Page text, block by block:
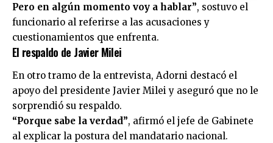
Pero en algún momento voy a hablar”, sostuvo el
funcionario al referirse a las acusaciones y
cuestionamientos que enfrenta.
El respaldo de Javier Milei
En otro tramo de la entrevista, Adorni destacó el
apoyo del presidente Javier Mileiy aseguró que no le
sorprendió su respaldo.
“Porque sabe la verdad”, afirmó el jefe de Gabinete
al explicar la postura del mandatario nacional.